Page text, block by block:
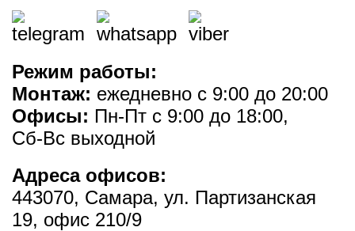
Режим работы:
Монтаж: ежедневно с 9:00 до 20:00
Офисы: Пн-Пт с 9:00 до 18:00,
Сб-Вс выходной
Адреса офисов:
443070, Самара, ул. Партизанская
19, офис 210/9